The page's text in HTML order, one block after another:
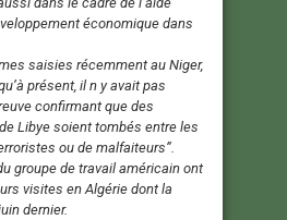
économique dans
saisies récemment au Niger,
présent, il n y avait pas
confirmant que des
Libye soient tombés entre les
ou de malfaiteurs”.
groupe de travail américain ont
visites en Algérie dont la
dernier.